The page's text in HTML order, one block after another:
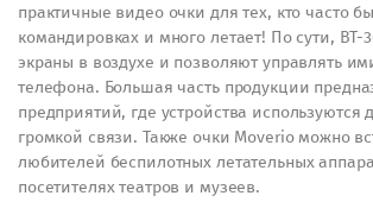
практичные видео очки для тех, кто часто
командировках и много летает! По сути, BT-
экраны в воздухе и позволяют управлять
телефона. Большая часть продукции
предприятий, где устройства используются
громкой связи. Также очки Moverio можно
любителей беспилотных летательных
посетителях театров и музеев.